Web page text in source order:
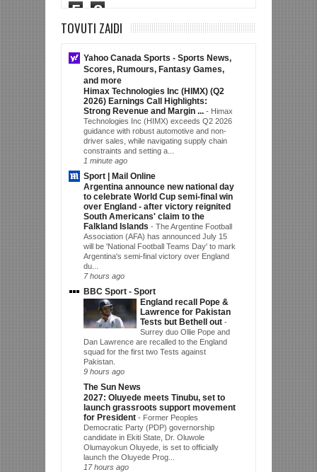
5
8
TOVUTI ZAIDI
Yahoo Canada Sports - Sports News,
Scores, Rumours, Fantasy Games,
and more
Himax Technologies Inc (HIMX) (Q2
2026) Earnings Call Highlights:
Strong Revenue and Margin ... - Himax
Technologies Inc (HIMX) exceeds Q2 2026
guidance with robust automotive and non-
driver sales, while navigating supply chain
constraints and setting a...
1 minute ago
Sport | Mail Online
Argentina announce new national day
to celebrate World Cup semi-final win
over England - after victory reignited
South Americans' claim to the
Falkland Islands - The Argentine Football
Association (AFA) has announced July 15
will be 'National Football Teams Day' to mark
Argentina's semi-final victory over England
du...
7 hours ago
BBC Sport - Sport
England recall Pope &
Lawrence for Pakistan
Tests but Bethell out -
Surrey duo Ollie Pope and
Dan Lawrence are recalled to the England
squad for the first two Tests against
Pakistan.
9 hours ago
The Sun News
2027: Oluyede meets Tinubu, set to
launch grassroots support movement
for President - Former Peoples
Democratic Party (PDP) governorship
candidate in Ekiti State, Dr. Oluwole
Olumayokun Oluyede, is set to officially
launch the Oluyede Prog...
17 hours ago